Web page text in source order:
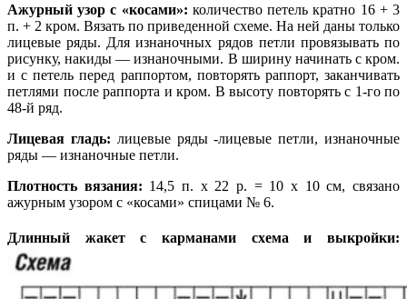
Ажурный узор с «косами»: количество петель кратно 16 + 3
п. + 2 кром. Вязать по приведенной схеме. На ней даны только
лицевые ряды. Для изнаночных рядов петли провязывать по
рисунку, накиды — изнаночными. В ширину начинать с кром.
и с петель перед раппортом, повторять раппорт, заканчивать
петлями после раппорта и кром. В высоту повторять с 1-го по
48-й ряд.
Лицевая гладь: лицевые ряды -лицевые петли, изнаночные
ряды — изнаночные петли.
Плотность вязания: 14,5 п. х 22 р. = 10 х 10 см, связано
ажурным узором с «косами» спицами № 6.
Длинный жакет с карманами схема и выкройки: